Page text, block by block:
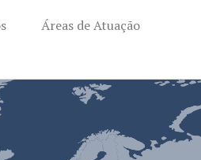
Áreas de Atuação